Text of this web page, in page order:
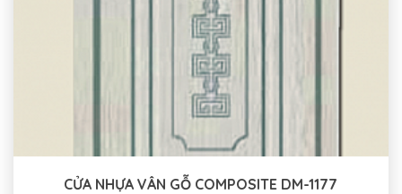
CỬA NHỰA VÂN GỖ COMPOSITE DM-1177